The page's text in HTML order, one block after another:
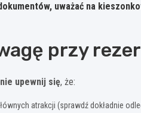
uważać na
przy
upewnij się, że:
atrakcji (sprawdź dokładnie